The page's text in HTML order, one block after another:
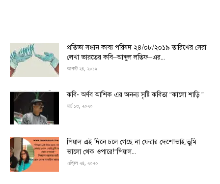
প্রতিভা সন্ধান কাব্য পরিষদ ২৪/০৮/২০১৯ তারিখের সেরা
লেখা ভারতের কবি–আব্দুল লতিফ–এর...
আগস্ট ২৪, ২০১৯
কবি- অর্ণব আশিক এর অনন্য সৃষ্টি কবিতা “কালো শাড়ি ”
মার্চ ১৩, ২০২০
পিয়াল এই দিনে চলে গেছে না ফেরার দেশে!ভাই,তুমি
ভালো থেক ওপারে!“পিয়াল...
এপ্রিল ২৪, ২০২০